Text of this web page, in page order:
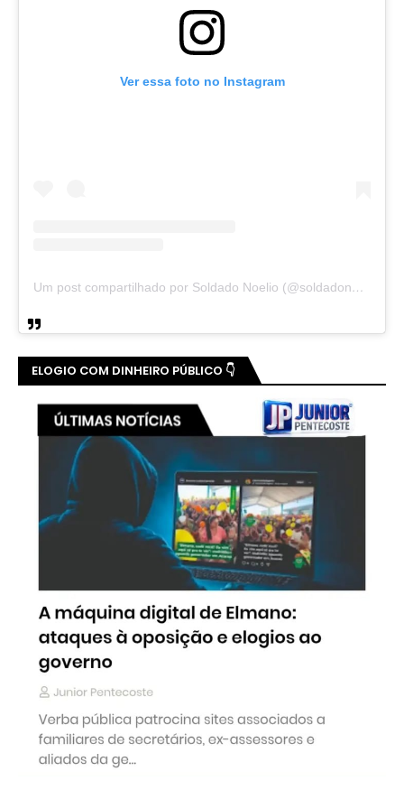
Ver essa foto no Instagram
Um post compartilhado por Soldado Noelio (@soldadonoelio)
ELOGIO COM DINHEIRO PÚBLICO 👇